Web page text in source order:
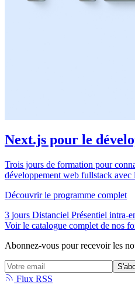
Next.js pour le
Trois jours de formation pour
développement web fullstack
Découvrir le programme complet
3 jours Distanciel Présentiel intra-
Voir le catalogue complet de nos
Abonnez-vous pour recevoir les
Flux RSS